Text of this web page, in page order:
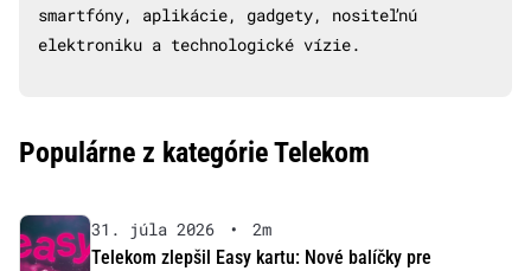
smartfóny, aplikácie, gadgety, nositeľnú
elektroniku a technologické vízie.
Populárne z kategórie Telekom
31. júla 2026 •
2m
Telekom zlepšil Easy kartu: Nové balíčky pre